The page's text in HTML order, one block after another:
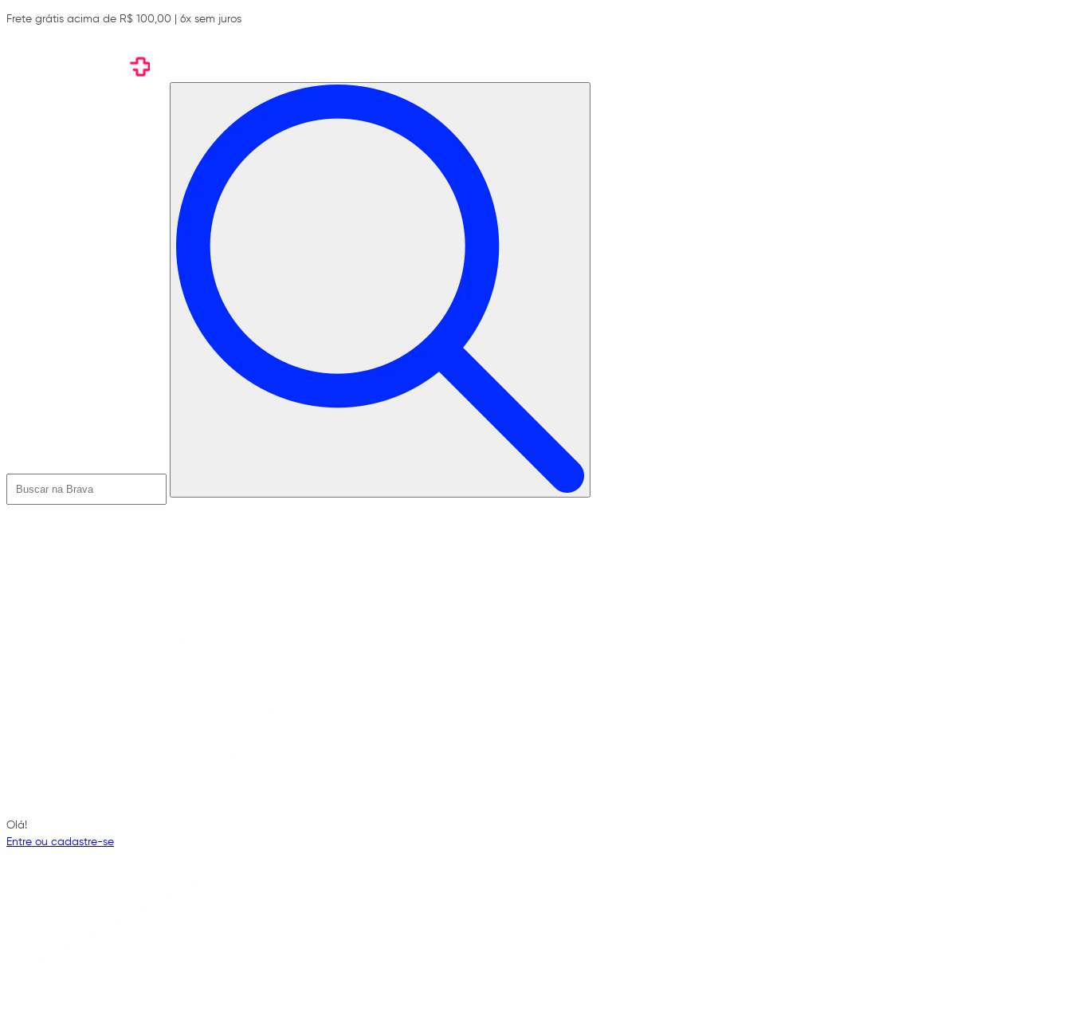
Frete grátis acima de R$ 100,00 | 6x sem juros
Olá!
Entre ou cadastre-se